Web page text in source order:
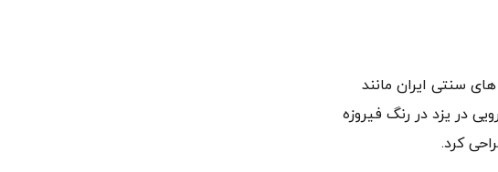
سنتی ایران مانند
در یزد در رنگ فیروزه
کرد.